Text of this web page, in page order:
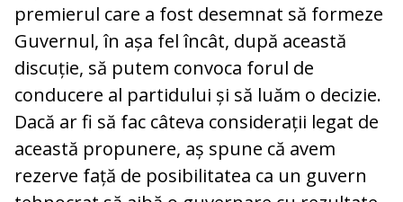
premierul care a fost desemnat să formeze
Guvernul, în așa fel încât, după această
discuție, să putem convoca forul de
conducere al partidului și să luăm o decizie.
Dacă ar fi să fac câteva considerații legat de
această propunere, aș spune că avem
rezerve față de posibilitatea ca un guvern